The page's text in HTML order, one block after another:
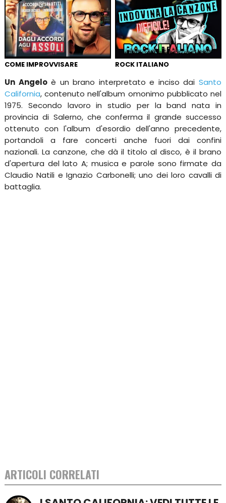
COME IMPROVVISARE ROCK ITALIANO
Un Angeloè un brano interpretato e inciso daiSanto
California, contenuto nell'album omonimo pubblicato nel
1975. Secondo lavoro in studio per la band nata in
provincia di Salerno, che conferma il grande successo
ottenuto con l'album d'esordio dell'anno precedente,
portandoli a fare concerti anche fuori dai confini
nazionali. La canzone, che dà il titolo al disco, è il brano
d'apertura del lato A; musica e parole sono firmate da
Claudio Natili e Ignazio Carbonelli; uno dei loro cavalli di
battaglia.
ARTICOLI CORRELATI